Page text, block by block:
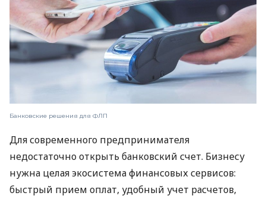
Банковские решения для ФЛП
Для современного предпринимателя
недостаточно открыть банковский счет. Бизнесу
нужна целая экосистема финансовых сервисов:
быстрый прием оплат, удобный учет расчетов,